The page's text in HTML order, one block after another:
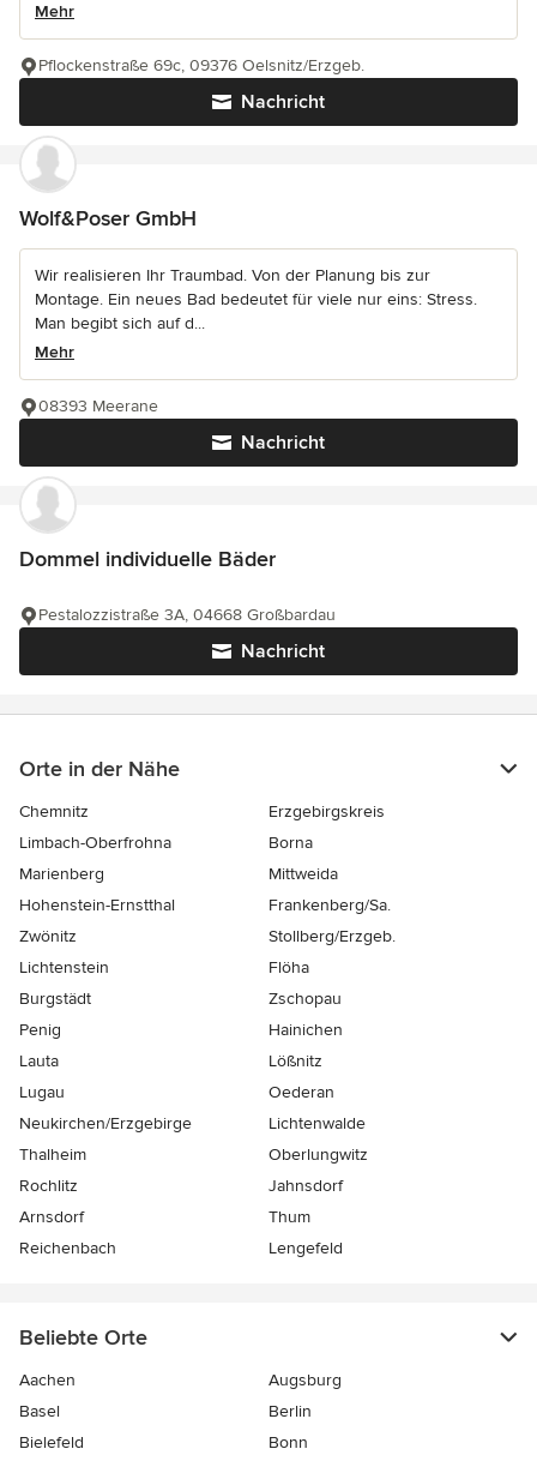
Mehr
Nachricht
Pflockenstraße 69c, 09376 Oelsnitz/Erzgeb.
Wolf&Poser GmbH
Wir realisieren Ihr Traumbad. Von der Planung bis zur
Montage. Ein neues Bad bedeutet für viele nur eins: Stress.
Man begibt sich auf d...
Mehr
Nachricht
08393 Meerane
Dommel individuelle Bäder
Nachricht
Pestalozzistraße 3A, 04668 Großbardau
Orte in der Nähe
Chemnitz
Erzgebirgskreis
Limbach-Oberfrohna
Borna
Marienberg
Mittweida
Hohenstein-Ernstthal
Frankenberg/Sa.
Zwönitz
Stollberg/Erzgeb.
Lichtenstein
Flöha
Burgstädt
Zschopau
Penig
Hainichen
Lauta
Lößnitz
Lugau
Oederan
Neukirchen/Erzgebirge
Lichtenwalde
Thalheim
Oberlungwitz
Rochlitz
Jahnsdorf
Arnsdorf
Thum
Reichenbach
Lengefeld
Beliebte Orte
Aachen
Augsburg
Basel
Berlin
Bielefeld
Bonn